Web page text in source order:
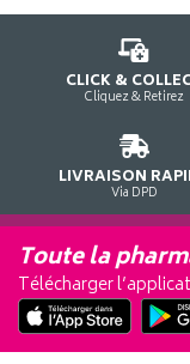
CLICK &
Cliquez & Retirez
LIVRAISON
Via DPD
Toute la
Télécharger